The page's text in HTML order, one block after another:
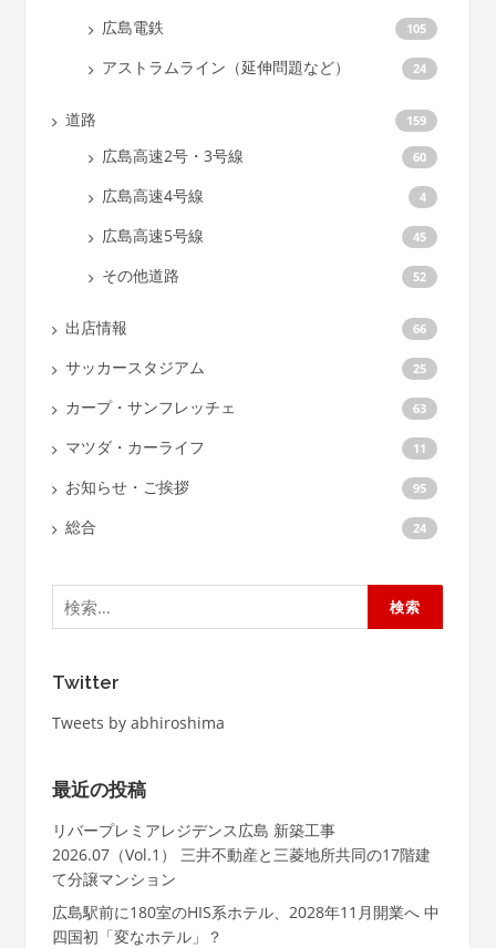
広島電鉄 105
アストラムライン（延伸問題など） 24
道路 159
広島高速2号・3号線 60
広島高速4号線 4
広島高速5号線 45
その他道路 52
出店情報 66
サッカースタジアム 25
カープ・サンフレッチェ 63
マツダ・カーライフ 11
お知らせ・ご挨拶 95
総合 24
検
索:
Twitter
Tweets by abhiroshima
最近の投稿
リバープレミアレジデンス広島 新築工事
2026.07（Vol.1） 三井不動産と三菱地所共同の17階建
て分譲マンション
広島駅前に180室のHIS系ホテル、2028年11月開業へ 中
四国初「変なホテル」？